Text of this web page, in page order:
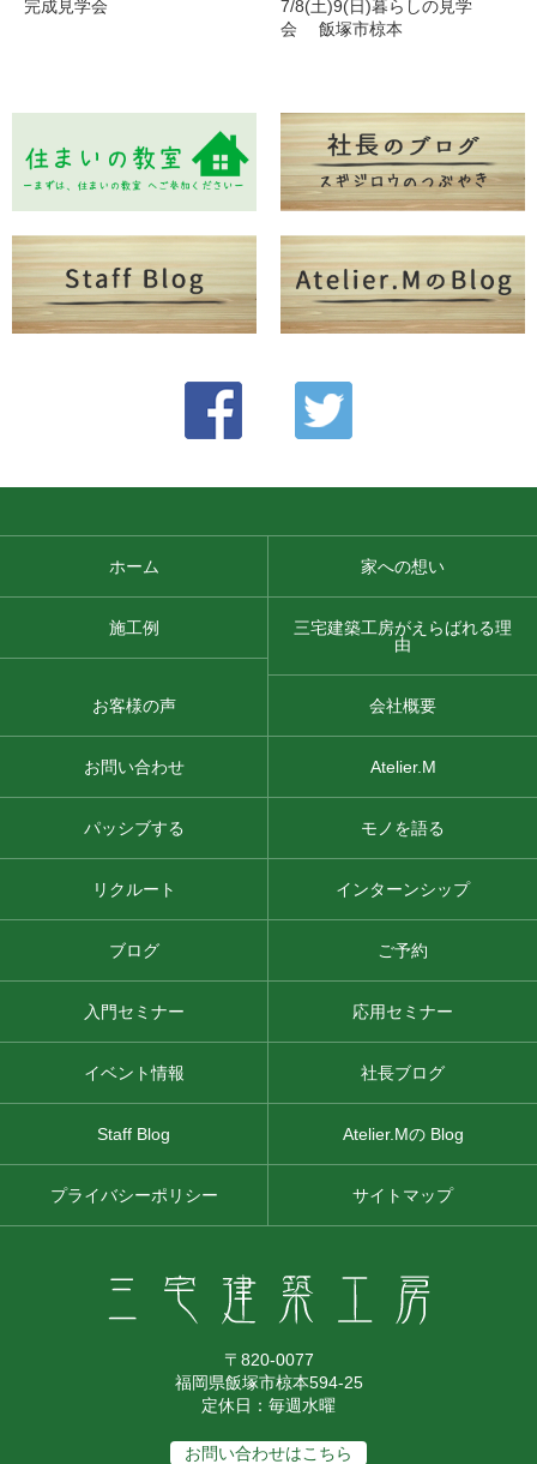
完成見学会
7/8(土)9(日)暮らしの見学
会 飯塚市椋本
ホーム 家への想い
施工例
三宅建築工房がえらばれる理
由
お客様の声 会社概要
お問い合わせ Atelier.M
パッシブする モノを語る
リクルート インターンシップ
ブログ ご予約
入門セミナー 応用セミナー
イベント情報 社長ブログ
Staff Blog Atelier.Mの Blog
プライバシーポリシー サイトマップ
〒820-0077
福岡県飯塚市椋本594-25
定休日：毎週水曜
お問い合わせはこちら